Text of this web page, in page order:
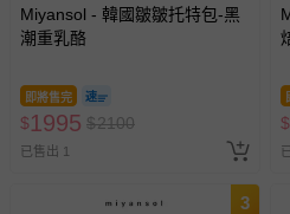
Miyansol - 韓國皺皺托特包-黑
潮重乳酪
即將售完
$1995 $2100
已售出 1
$
3